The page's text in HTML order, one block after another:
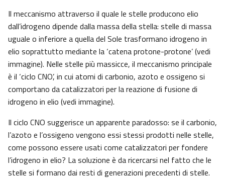
Il meccanismo attraverso il quale le stelle producono elio
dall’idrogeno dipende dalla massa della stella: stelle di massa
uguale o inferiore a quella del Sole trasformano idrogeno in
elio soprattutto mediante la ‘catena protone-protone’ (vedi
immagine). Nelle stelle più massicce, il meccanismo principale
è il ‘ciclo CNO’, in cui atomi di carbonio, azoto e ossigeno si
comportano da catalizzatori per la reazione di fusione di
idrogeno in elio (vedi immagine).
Il ciclo CNO suggerisce un apparente paradosso: se il carbonio,
l’azoto e l’ossigeno vengono essi stessi prodotti nelle stelle,
come possono essere usati come catalizzatori per fondere
l’idrogeno in elio? La soluzione è da ricercarsi nel fatto che le
stelle si formano dai resti di generazioni precedenti di stelle.